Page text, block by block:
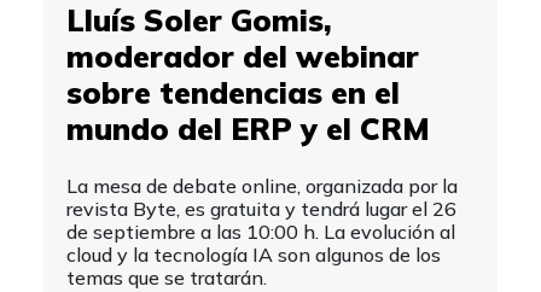
Lluís Soler Gomis,
moderador del webinar
sobre tendencias en el
mundo del ERP y el CRM
La mesa de debate online, organizada por la
revista Byte, es gratuita y tendrá lugar el 26
de septiembre a las 10:00 h. La evolución al
cloud y la tecnología IA son algunos de los
temas que se tratarán.